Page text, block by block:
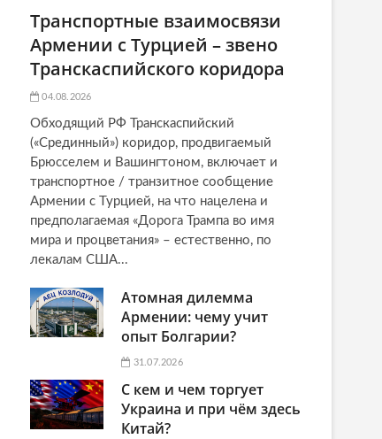
Транспортные взаимосвязи
Армении с Турцией – звено
Транскаспийского коридора
04.08.2026
Обходящий РФ Транскаспийский
(«Срединный») коридор, продвигаемый
Брюсселем и Вашингтоном, включает и
транспортное / транзитное сообщение
Армении с Турцией, на что нацелена и
предполагаемая «Дорога Трампа во имя
мира и процветания» – естественно, по
лекалам США...
Атомная дилемма
Армении: чему учит
опыт Болгарии?
31.07.2026
С кем и чем торгует
Украина и при чём здесь
Китай?